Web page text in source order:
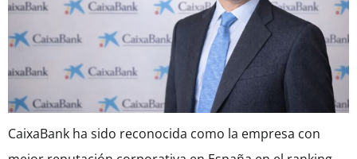
CaixaBank ha sido reconocida como la empresa con